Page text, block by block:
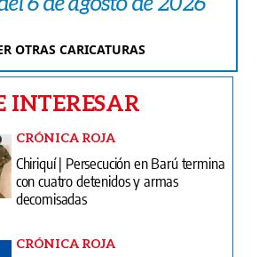
OTRAS CARICATURAS
INTERESAR
CRÓNICA ROJA
Chiriquí | Persecución en Barú termina
con cuatro detenidos y armas
decomisadas
CRÓNICA ROJA